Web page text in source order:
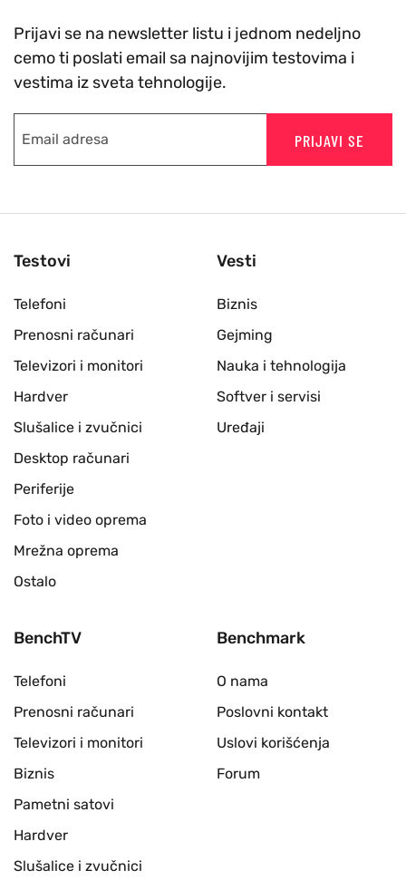
Prijavi se na newsletter listu i jednom nedeljno
cemo ti poslati email sa najnovijim testovima i
vestima iz sveta tehnologije.
PRIJAVI SE
Testovi
Telefoni
Prenosni računari
Televizori i monitori
Hardver
Slušalice i zvučnici
Desktop računari
Periferije
Foto i video oprema
Mrežna oprema
Ostalo
Vesti
Biznis
Gejming
Nauka i tehnologija
Softver i servisi
Uređaji
BenchTV
Telefoni
Prenosni računari
Televizori i monitori
Biznis
Pametni satovi
Hardver
Slušalice i zvučnici
Benchmark
O nama
Poslovni kontakt
Uslovi korišćenja
Forum